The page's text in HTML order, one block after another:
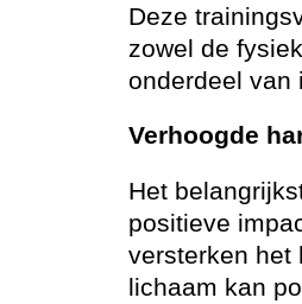
Deze
zowel de
onderdeel van
Verhoogde
Het
positieve
versterken het
lichaam kan